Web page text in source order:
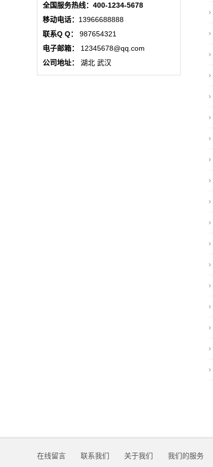
全国服务热线：400-1234-5678
移动电话： 13966688888
联系Q Q： 987654321
电子邮箱： 12345678@qq.com
公司地址： 湖北 武汉
在线留言 联系我们 关于我们 我们的服务